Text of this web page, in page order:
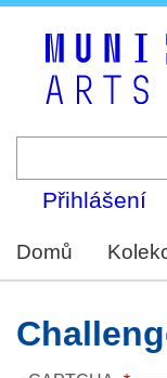
Přihlášení
Domů